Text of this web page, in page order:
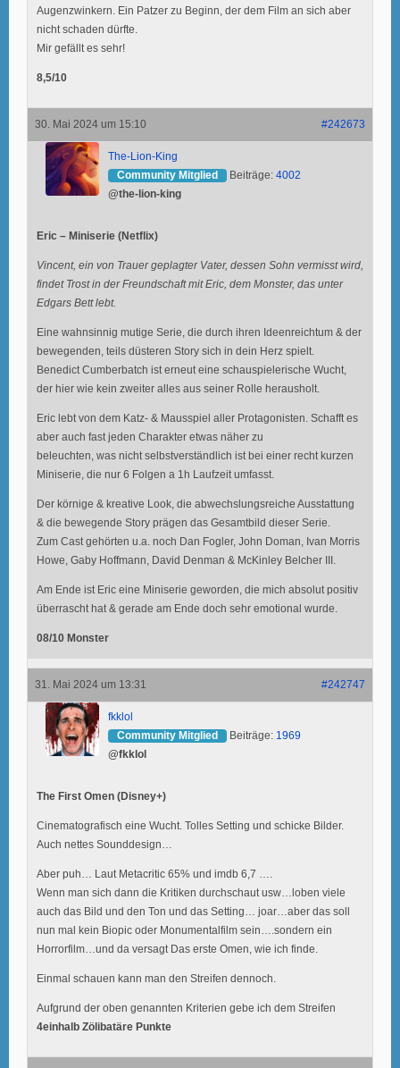
Augenzwinkern. Ein Patzer zu Beginn, der dem Film an sich aber
nicht schaden dürfte.
Mir gefällt es sehr!
8,5/10
30. Mai 2024 um 15:10 #242673
The-Lion-King
Community Mitglied
Beiträge: 4002
@the-lion-king
Eric – Miniserie (Netflix)
Vincent, ein von Trauer geplagter Vater, dessen Sohn vermisst wird,
findet Trost in der Freundschaft mit Eric, dem Monster, das unter
Edgars Bett lebt.
Eine wahnsinnig mutige Serie, die durch ihren Ideenreichtum & der
bewegenden, teils düsteren Story sich in dein Herz spielt.
Benedict Cumberbatch ist erneut eine schauspielerische Wucht,
der hier wie kein zweiter alles aus seiner Rolle herausholt.
Eric lebt von dem Katz- & Mausspiel aller Protagonisten. Schafft es
aber auch fast jeden Charakter etwas näher zu
beleuchten, was nicht selbstverständlich ist bei einer recht kurzen
Miniserie, die nur 6 Folgen a 1h Laufzeit umfasst.
Der körnige & kreative Look, die abwechslungsreiche Ausstattung
& die bewegende Story prägen das Gesamtbild dieser Serie.
Zum Cast gehörten u.a. noch Dan Fogler, John Doman, Ivan Morris
Howe, Gaby Hoffmann, David Denman & McKinley Belcher III.
Am Ende ist Eric eine Miniserie geworden, die mich absolut positiv
überrascht hat & gerade am Ende doch sehr emotional wurde.
08/10 Monster
31. Mai 2024 um 13:31 #242747
fkklol
Community Mitglied
Beiträge: 1969
@fkklol
The First Omen (Disney+)
Cinematografisch eine Wucht. Tolles Setting und schicke Bilder.
Auch nettes Sounddesign…
Aber puh… Laut Metacritic 65% und imdb 6,7 ….
Wenn man sich dann die Kritiken durchschaut usw…loben viele
auch das Bild und den Ton und das Setting… joar…aber das soll
nun mal kein Biopic oder Monumentalfilm sein….sondern ein
Horrorfilm…und da versagt Das erste Omen, wie ich finde.
Einmal schauen kann man den Streifen dennoch.
Aufgrund der oben genannten Kriterien gebe ich dem Streifen
4einhalb Zölibatäre Punkte